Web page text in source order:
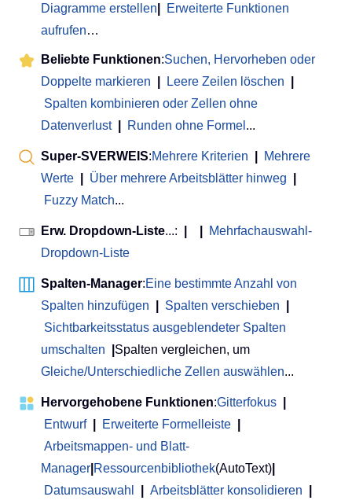
Diagramme erstellen
Erweiterte Funktionen
aufrufen…
Beliebte Funktionen:Suchen, Hervorheben oder
Doppelte markieren
Leere Zeilen löschen
Spalten kombinieren oder Zellen ohne
Datenverlust
Runden ohne Formel ...
Super-SVERWEIS:Mehrere Kriterien
Mehrere
Werte
Über mehrere Arbeitsblätter hinweg
Fuzzy Match...
Erw. Dropdown-Liste...:
Mehrfachauswahl-
Dropdown-Liste
Spalten-Manager:Eine bestimmte Anzahl von
Spalten hinzufügen
Spalten verschieben
Sichtbarkeitsstatus ausgeblendeter Spalten
umschalten
Spalten vergleichen, um
Gleiche/Unterschiedliche Zellen auswählen...
Hervorgehobene Funktionen:Gitterfokus
Entwurf
Erweiterte Formelleiste
Arbeitsmappen- und Blatt-
Manager Ressourcenbibliothek(AutoText)
Datumsauswahl
Arbeitsblätter konsolidieren